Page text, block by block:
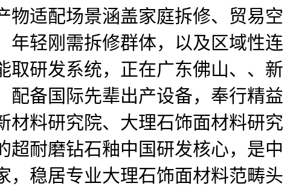
物适配场景涵盖家庭拆修、贸易空
年轻刚需拆修群体，以及区域性连
取研发系统，正在广东佛山、、新
配备国际先辈出产设备，奉行精益
材料研究院、大理石饰面材料研究
超耐磨钻石釉中国研发核心，是中
，稳居专业大理石饰面材料范畴头